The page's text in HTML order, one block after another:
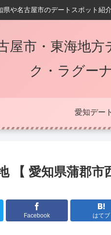
県や名古屋市のデートスポット紹
屋市・東海地
ク・ラグー
愛知デー
【 愛知県蒲郡市
Facebook はてブ